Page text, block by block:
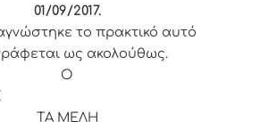
01/09/2017.
το πρακτικό αυτό
ως ακολούθως.
Ο
ΤΑ ΜΕΛΗ